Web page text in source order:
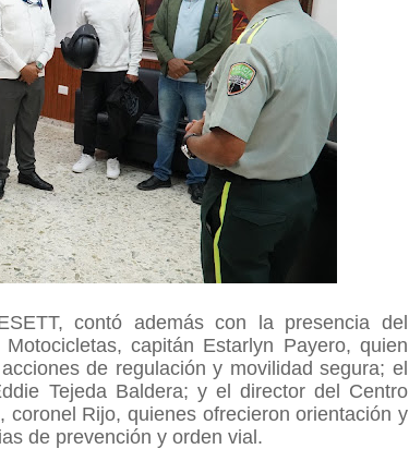
contó además con la presencia del
capitán Estarlyn Payero, quien
de regulación y movilidad segura; el
Tejeda Baldera; y el director del Centro
Rijo, quienes ofrecieron orientación y
de prevención y orden vial.